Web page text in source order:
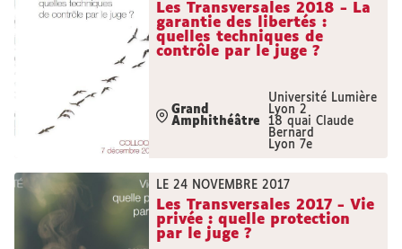
Les Transversales 2018 - La
garantie des libertés :
quelles techniques de
contrôle par le juge ?
Grand
Amphithéâtre
Université Lumière
Lyon 2
18 quai Claude
Bernard
Lyon 7e
LE 24 NOVEMBRE 2017
Les Transversales 2017 - Vie
privée : quelle protection
par le juge ?